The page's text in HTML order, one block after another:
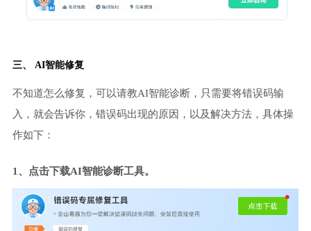
三、 AI智能修复
不知道怎么修复，可以请教AI智能诊断，只需要将错误码输
入，就会告诉你，错误码出现的原因，以及解决方法，具体操
作如下：
1、点击下载AI智能诊断工具。